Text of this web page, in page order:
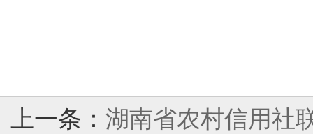
上一条： 湖南省农村信用社